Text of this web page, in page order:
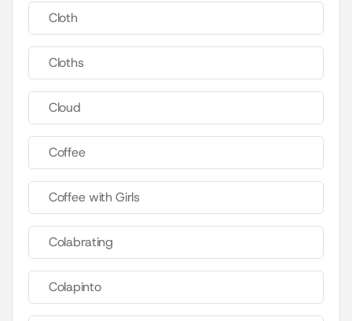
Cloth
Cloths
Cloud
Coffee
Coffee with Girls
Colabrating
Colapinto